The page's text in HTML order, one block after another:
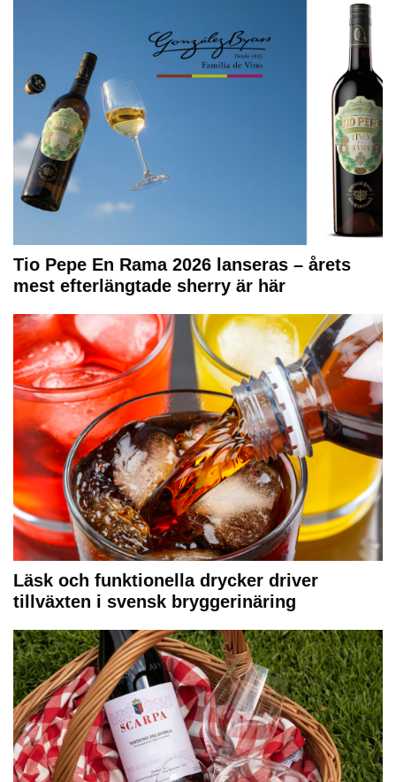
Tio Pepe En Rama 2026 lanseras – årets
mest efterlängtade sherry är här
Läsk och funktionella drycker driver
tillväxten i svensk bryggerinäring